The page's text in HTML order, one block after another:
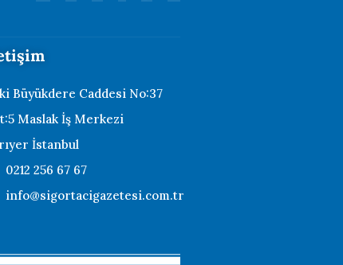
Büyükdere Caddesi No:37
Maslak İş Merkezi
İstanbul
0212 256 67 67
info@sigortacigazetesi.com.tr